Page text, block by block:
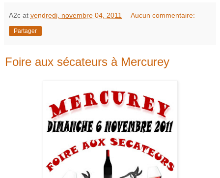
A2c at vendredi, novembre 04, 2011 Aucun commentaire:
Partager
Foire aux sécateurs à Mercurey